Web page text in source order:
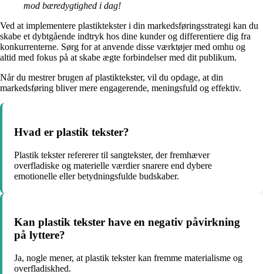
mod bæredygtighed i dag!
Ved at implementere plastiktekster i din markedsføringsstrategi kan du
skabe et dybtgående indtryk hos dine kunder og differentiere dig fra
konkurrenterne. Sørg for at anvende disse værktøjer med omhu og
altid med fokus på at skabe ægte forbindelser med dit publikum.
Når du mestrer brugen af plastiktekster, vil du opdage, at din
markedsføring bliver mere engagerende, meningsfuld og effektiv.
Hvad er plastik tekster?
Plastik tekster refererer til sangtekster, der fremhæver
overfladiske og materielle værdier snarere end dybere
emotionelle eller betydningsfulde budskaber.
Kan plastik tekster have en negativ påvirkning
på lyttere?
Ja, nogle mener, at plastik tekster kan fremme materialisme og
overfladiskhed.